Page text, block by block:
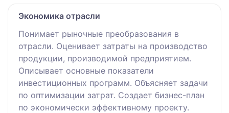
Экономика отрасли
Понимает рыночные преобразования в
отрасли. Оценивает затраты на производство
продукции, производимой предприятием.
Описывает основные показатели
инвестиционных программ. Объясняет задачи
по оптимизации затрат. Создает бизнес-план
по экономически эффективному проекту.